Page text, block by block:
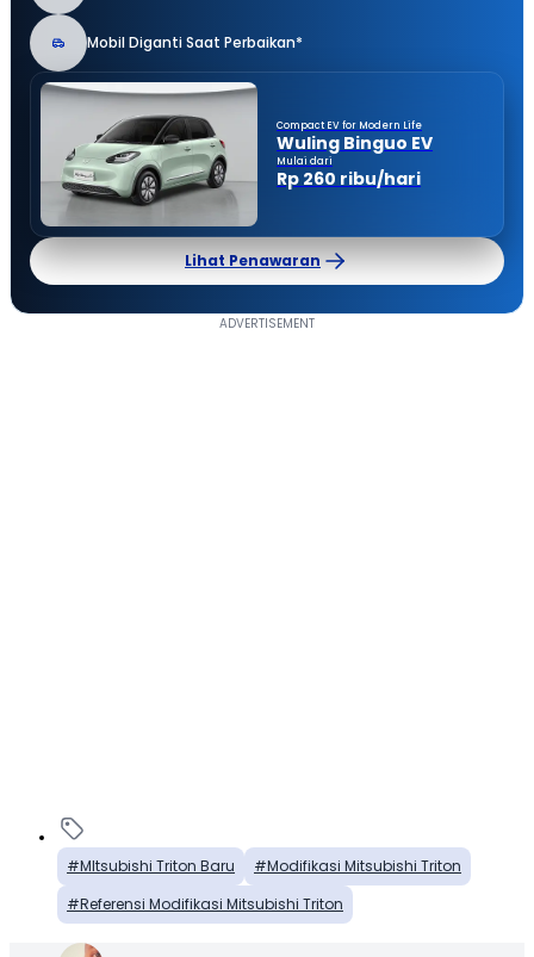
Mobil Diganti Saat Perbaikan*
Compact EV for Modern Life
Wuling Binguo EV
Mulai dari
Rp 260 ribu/hari
Lihat Penawaran
MItsubishi Triton Baru
Modifikasi Mitsubishi Triton
Referensi Modifikasi Mitsubishi Triton